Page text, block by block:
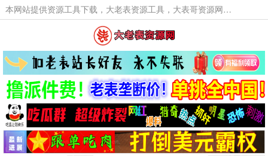
本网站提供资源工具下载，大老表资源工具，大表哥资源网软件工具，大老表资源下载，活动线报福利资源分享,活动线报，大型网游经典游戏，网络热门技术游戏辅助交流与分享。